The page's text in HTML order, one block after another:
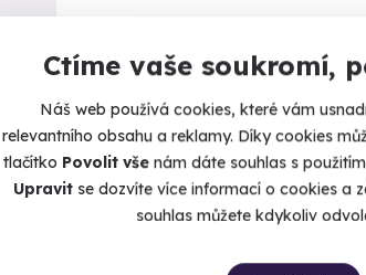
Ctíme vaše soukromí,
Náš web používá cookies, které vám
relevantního obsahu a reklamy. Díky cookies
tlačítko Povolit vše nám dáte souhlas s
Upravitse dozvíte více informací o cookies a
souhlas můžete kdykoliv
450
4
196
31